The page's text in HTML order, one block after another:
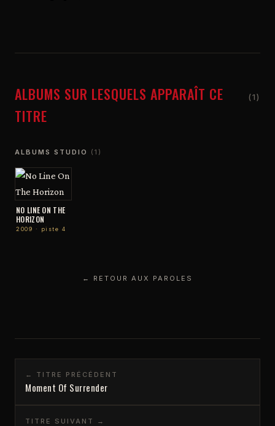
ALBUMS SUR LESQUELS APPARAÎT CE
TITRE
(1)
ALBUMS STUDIO (1)
NO LINE ON THE
HORIZON
2009 · piste 4
← RETOUR AUX PAROLES
← TITRE PRÉCÉDENT
Moment Of Surrender
TITRE SUIVANT →